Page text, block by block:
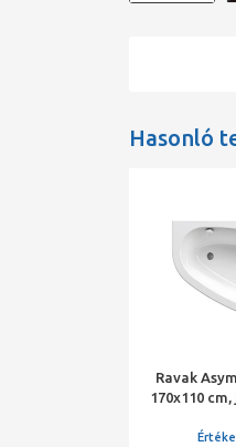
Hasonló
Ravak
170x110